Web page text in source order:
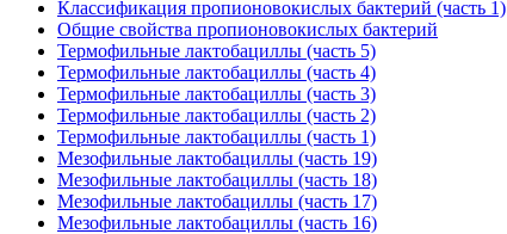
Классификация пропионовокислых бактерий (часть 1)
Общие свойства пропионовокислых бактерий
Термофильные лактобациллы (часть 5)
Термофильные лактобациллы (часть 4)
Термофильные лактобациллы (часть 3)
Термофильные лактобациллы (часть 2)
Термофильные лактобациллы (часть 1)
Мезофильные лактобациллы (часть 19)
Мезофильные лактобациллы (часть 18)
Мезофильные лактобациллы (часть 17)
Мезофильные лактобациллы (часть 16)